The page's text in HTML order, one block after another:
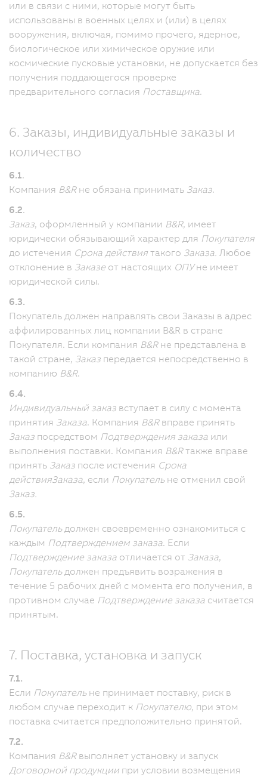
или в связи с ними, которые могут быть
использованы в военных целях и (или) в целях
вооружения, включая, помимо прочего, ядерное,
биологическое или химическое оружие или
космические пусковые установки, не допускается без
получения поддающегося проверке
предварительного согласия Поставщика.
6. Заказы, индивидуальные заказы и
количество
6.1.
Компания B&Rне обязана принимать Заказ.
6.2.
Заказ, оформленный у компании B&R, имеет
юридически обязывающий характер для Покупателя
до истечения Срока действия такого Заказа. Любое
отклонение в Заказе от настоящих ОПУне имеет
юридической силы.
6.3.
Покупатель должен направлять свои Заказы в адрес
аффилированных лиц компании B&R в стране
Покупателя. Если компания B&Rне представлена в
такой стране, Заказ передается непосредственно в
компанию B&R.
6.4.
Индивидуальный заказ вступает в силу с момента
принятия Заказа. Компания B&Rвправе принять
Заказ посредством Подтверждения заказа или
выполнения поставки. Компания B&Rтакже вправе
принять Заказ после истечения Срока
действияЗаказа, если Покупательне отменил свой
Заказ.
6.5.
Покупательдолжен своевременно ознакомиться с
каждым Подтверждением заказа. Если
Подтверждение заказа отличается от Заказа,
Покупательдолжен предъявить возражения в
течение 5 рабочих дней с момента его получения, в
противном случае Подтверждение заказа считается
принятым.
7. Поставка, установка и запуск
7.1.
Если Покупательне принимает поставку, риск в
любом случае переходит к Покупателю, при этом
поставка считается предположительно принятой.
7.2.
Компания B&Rвыполняет установку и запуск
Договорной продукции при условии возмещения